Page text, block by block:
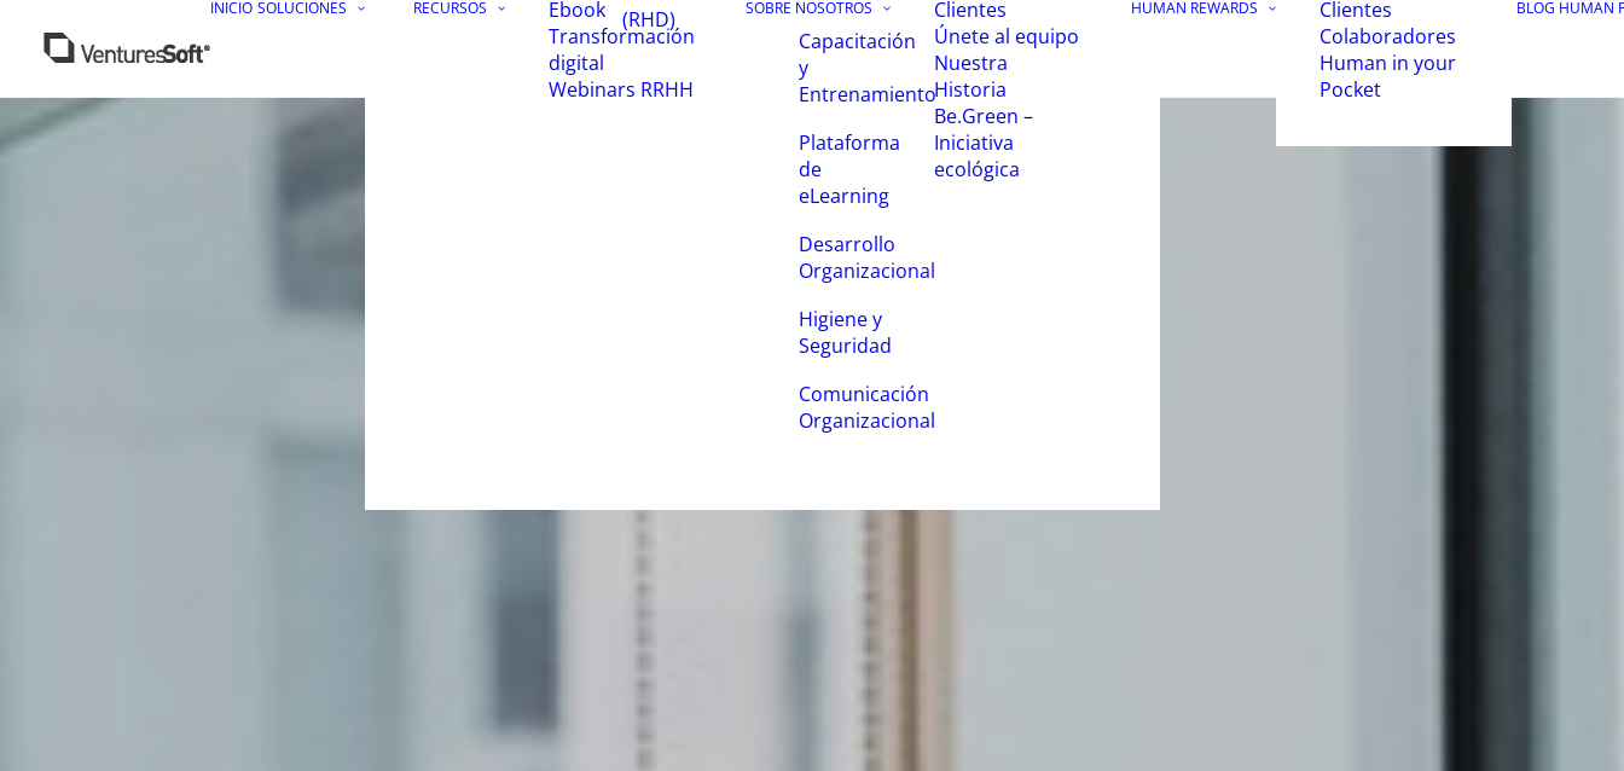
INICIO SOLUCIONES
(RHD)
Capacitación
y
Entrenamiento
Plataforma
de
eLearning
Desarrollo
Organizacional
Higiene y
Seguridad
Comunicación
Organizacional
RECURSOS
Ebook
Transformación
digital
Webinars RRHH
SOBRE NOSOTROS
Clientes
Únete al equipo
Nuestra
Historia
Be.Green –
Iniciativa
ecológica
HUMAN REWARDS
Clientes
Colaboradores
Human in your
Pocket
BLOG HUMAN